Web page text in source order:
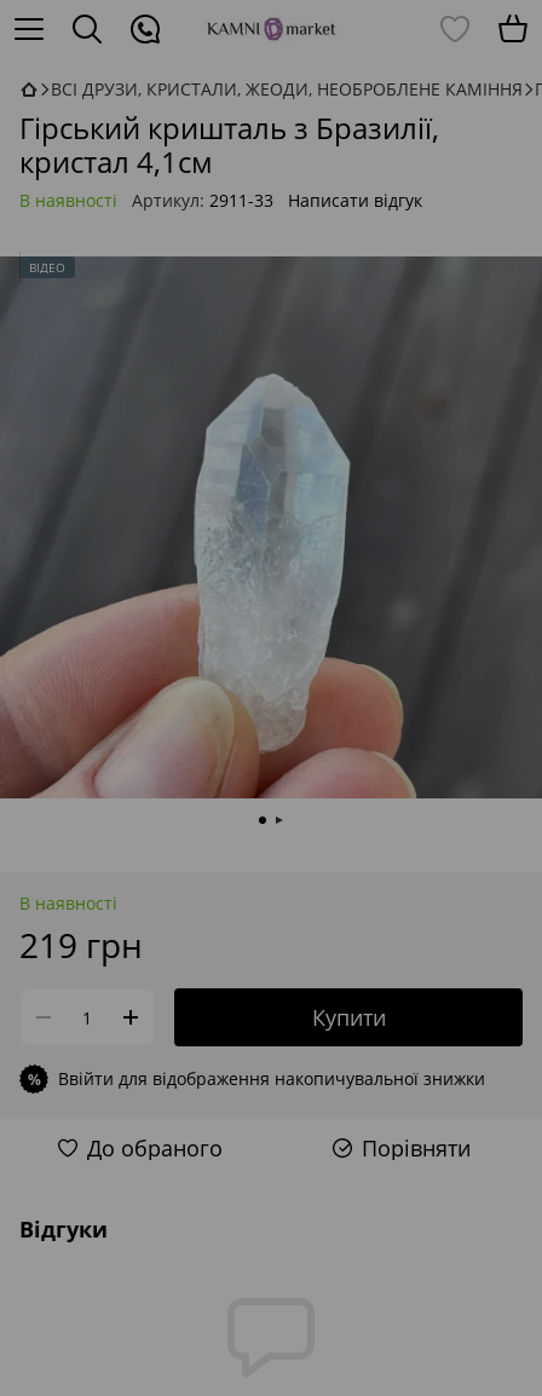
ВСІ ДРУЗИ, КРИСТАЛИ, ЖЕОДИ, НЕОБРОБЛЕНЕ КАМІННЯ
Гірський кришталь з Бразилії,
кристал 4,1см
В наявності Артикул: 2911-33 Написати відгук
ВІДЕО
В наявності
219 грн
Купити
% Ввійти для відображення накопичувальної знижки
До обраного Порівняти
Відгуки